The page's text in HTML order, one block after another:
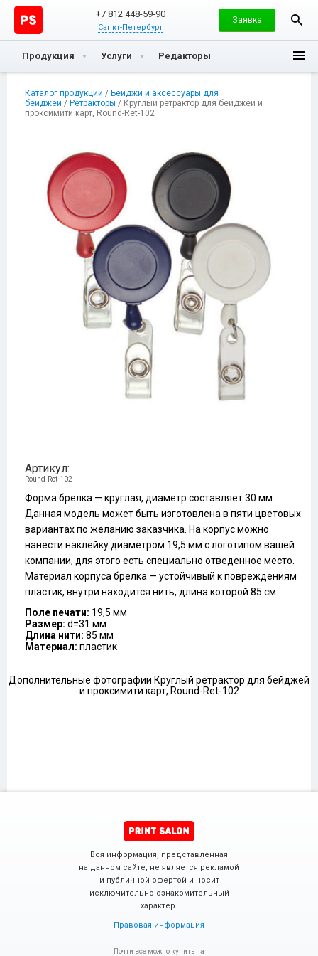
+7 812 448-59-90
Санкт-Петербург
Заявка
Продукция Услуги Редакторы
Каталог продукции / Бейджи и аксессуары для
бейджей / Ретракторы / Круглый ретрактор для бейджей и
проксимити карт, Round-Ret-102
Артикул:
Round-Ret-102
Форма брелка — круглая, диаметр составляет 30 мм.
Данная модель может быть изготовлена в пяти цветовых
вариантах по желанию заказчика. На корпус можно
нанести наклейку диаметром 19,5 мм с логотипом вашей
компании, для этого есть специально отведенное место.
Материал корпуса брелка — устойчивый к повреждениям
пластик, внутри находится нить, длина которой 85 см.
Поле печати: 19,5 мм
Размер: d=31 мм
Длина нити: 85 мм
Материал: пластик
Дополнительные фотографии Круглый ретрактор для бейджей
и проксимити карт, Round-Ret-102
Вся информация, представленная
на данном сайте, не является рекламой
и публичной офертой и носит
исключительно ознакомительный
характер.
Правовая информация
Почти все можно купить на